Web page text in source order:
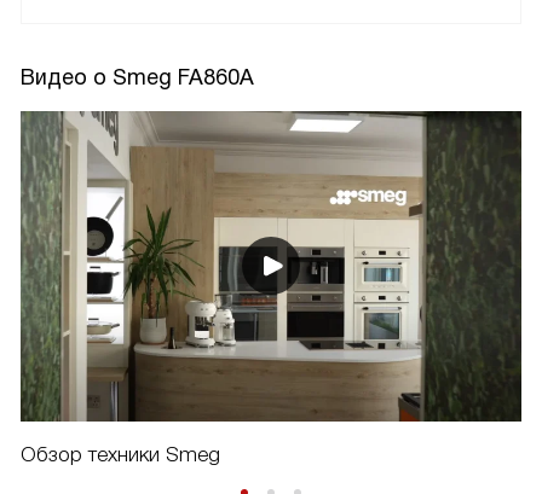
Видео о Smeg FA860A
Обзор техники Smeg